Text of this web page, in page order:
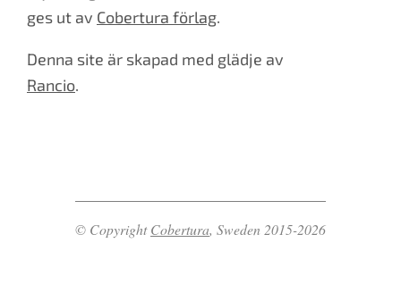
ges ut av Cobertura förlag.
Denna site är skapad med glädje av
Rancio.
© CopyrightCobertura, Sweden 2015-2026